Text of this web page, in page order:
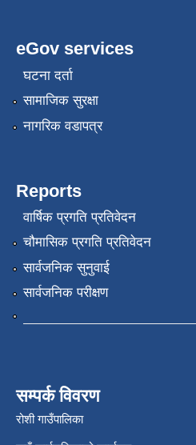
eGov services
घटना दर्ता
सामाजिक सुरक्षा
नागरिक वडापत्र
Reports
वार्षिक प्रगति प्रतिवेदन
चौमासिक प्रगति प्रतिवेदन
सार्वजनिक सुनुवाई
सार्वजनिक परीक्षण
सम्पर्क विवरण
रोशी गाउँपालिका